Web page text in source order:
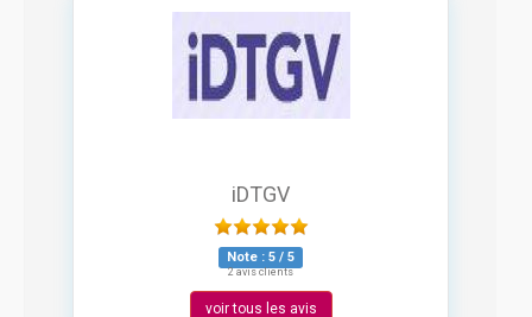
iDTGV
Note : 5 / 5
2 avis clients
voir tous les avis